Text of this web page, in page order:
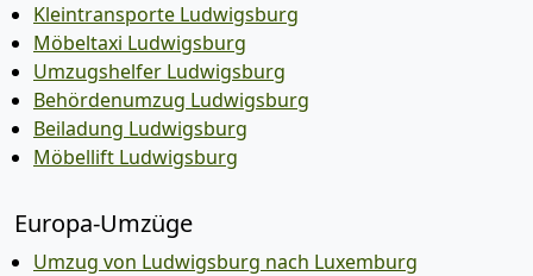
Kleintransporte Ludwigsburg
Möbeltaxi Ludwigsburg
Umzugshelfer Ludwigsburg
Behördenumzug Ludwigsburg
Beiladung Ludwigsburg
Möbellift Ludwigsburg
Europa-Umzüge
Umzug von Ludwigsburg nach Luxemburg